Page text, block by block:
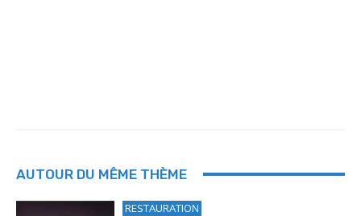
AUTOUR DU MÊME THÈME
RESTAURATION